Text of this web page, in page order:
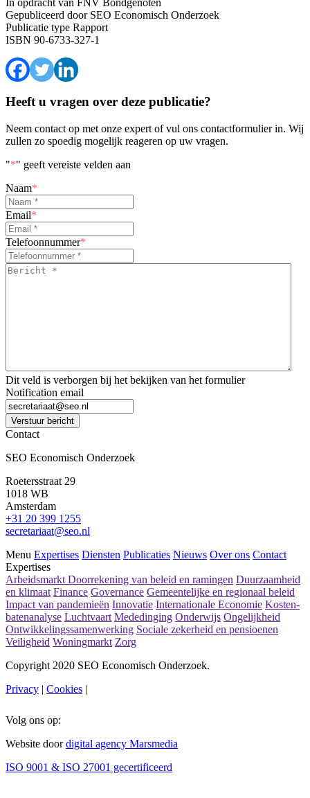
Gepubliceerd doorSEO Economisch Onderzoek
Publicatie type Rapport
ISBN 90-6733-327-1
Heeft u vragen over deze publicatie?
Neem contact op met onze expert of vul ons contactformulier in. Wij
zullen zo spoedig mogelijk reageren op uw vragen.
"*" geeft vereiste velden aan
Naam*
Email*
Telefoonnummer*
Bericht
Dit veld is verborgen bij het bekijken van het formulier
Notification email
Verstuur bericht
Contact
SEO Economisch Onderzoek
Roetersstraat 29
1018 WB
Amsterdam
+31 20 399 1255
secretariaat@seo.nl
Menu Expertises Diensten Publicaties Nieuws Over ons Contact
Expertises
Arbeidsmarkt Doorrekening van beleid en ramingen Duurzaamheid
en klimaat Finance Governance Gemeentelijke en regionaal beleid
Impact van pandemieën Innovatie Internationale Economie Kosten-
batenanalyse Luchtvaart Mededinging Onderwijs Ongelijkheid
Ontwikkelingssamenwerking Sociale zekerheid en pensioenen
Veiligheid Woningmarkt Zorg
Copyright 2020 SEO Economisch Onderzoek.
Privacy | Cookies |
Volg ons op:
Website doordigital agency Marsmedia
ISO 9001 & ISO 27001 gecertificeerd